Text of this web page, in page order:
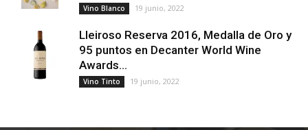
Vino Blanco 19 junio, 2022
Lleiroso Reserva 2016, Medalla de Oro y
95 puntos en Decanter World Wine
Awards...
Vino Tinto 19 junio, 2022